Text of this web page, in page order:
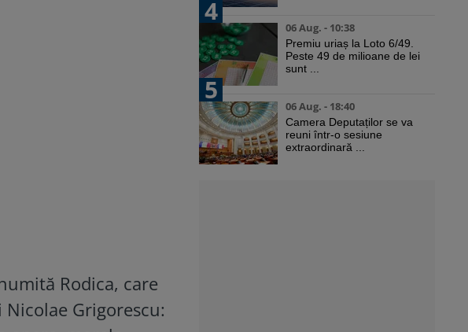
Rodica, care
Grigorescu:
4
06 Aug. - 10:38
Premiu uriaș la Loto 6/49.
Peste 49 de milioane de lei
sunt ...
5
06 Aug. - 18:40
Camera Deputaților se va
reuni într-o sesiune
extraordinară ...